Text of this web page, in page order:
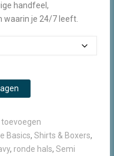
handfeel,
waarin je 24/7 leeft.
Basics, Shirts & Boxers,
, ronde hals, Semi